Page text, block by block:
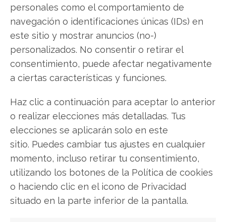
personales como el comportamiento de
navegación o identificaciones únicas (IDs) en
este sitio y mostrar anuncios (no-)
personalizados. No consentir o retirar el
consentimiento, puede afectar negativamente
a ciertas características y funciones.
Haz clic a continuación para aceptar lo anterior
o realizar elecciones más detalladas. Tus
elecciones se aplicarán solo en este
sitio. Puedes cambiar tus ajustes en cualquier
momento, incluso retirar tu consentimiento,
utilizando los botones de la Política de cookies
o haciendo clic en el icono de Privacidad
situado en la parte inferior de la pantalla.
Hims & Hers
Compartir este artículo
Twitter
Facebook
LinkedIn
Copiar enlace